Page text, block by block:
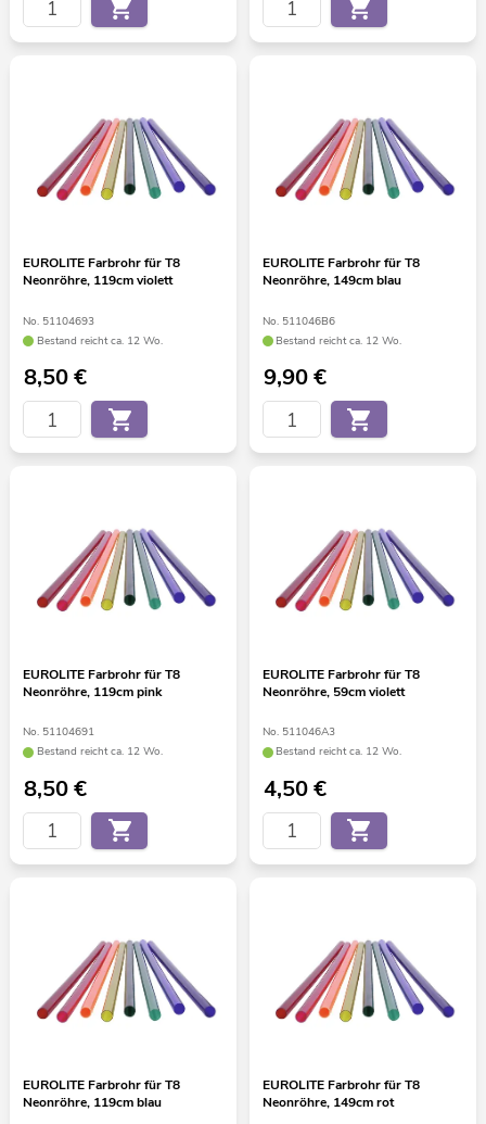
EUROLITE Farbrohr für T8
Neonröhre, 119cm violett
No. 51104693
Bestand reicht ca. 12 Wo.
8,50€
EUROLITE Farbrohr für T8
Neonröhre, 149cm blau
No. 511046B6
Bestand reicht ca. 12 Wo.
9,90€
EUROLITE Farbrohr für T8
Neonröhre, 119cm pink
No. 51104691
Bestand reicht ca. 12 Wo.
8,50€
EUROLITE Farbrohr für T8
Neonröhre, 59cm violett
No. 511046A3
Bestand reicht ca. 12 Wo.
4,50€
EUROLITE Farbrohr für T8
Neonröhre, 119cm blau
EUROLITE Farbrohr für T8
Neonröhre, 149cm rot